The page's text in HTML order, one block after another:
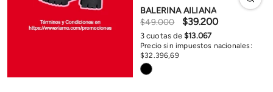
BALERINA AILIANA
$49.000 $39.200
Precio sin impuestos nacionales:
$32.396,69
3 cuotas de$13.067